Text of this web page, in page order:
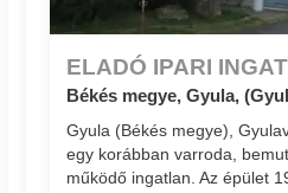
ELADÓ IPARI
Békés megye, Gyula,
Gyula (Békés megye),
egy korábban varroda,
működő ingatlan. Az épület